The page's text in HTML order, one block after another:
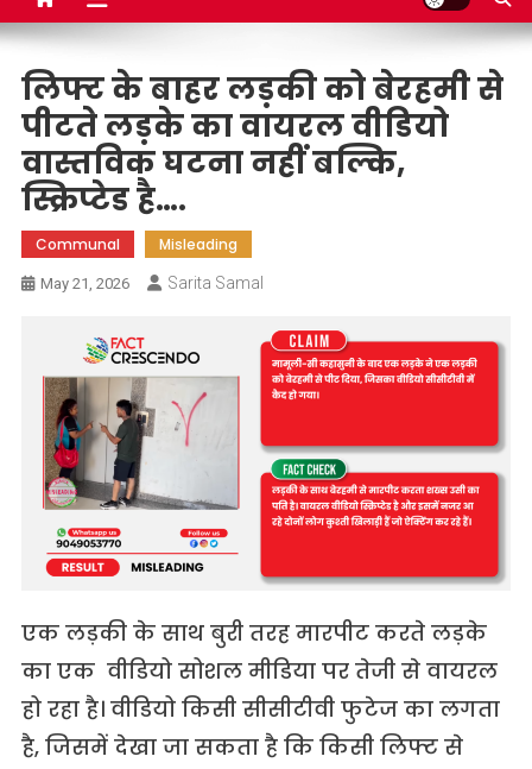
लिफ्ट के बाहर लड़की को बेरहमी से
पीटते लड़के का वायरल वीडियो
वास्तविक घटना नहीं बल्कि,
स्क्रिप्टेड है….
Communal Misleading
May 21, 2026 Sarita Samal
एक लड़की के साथ बुरी तरह मारपीट करते लड़के
का एक वीडियो सोशल मीडिया पर तेजी से वायरल
हो रहा है। वीडियो किसी सीसीटीवी फुटेज का लगता
है, जिसमें देखा जा सकता है कि किसी लिफ्ट से